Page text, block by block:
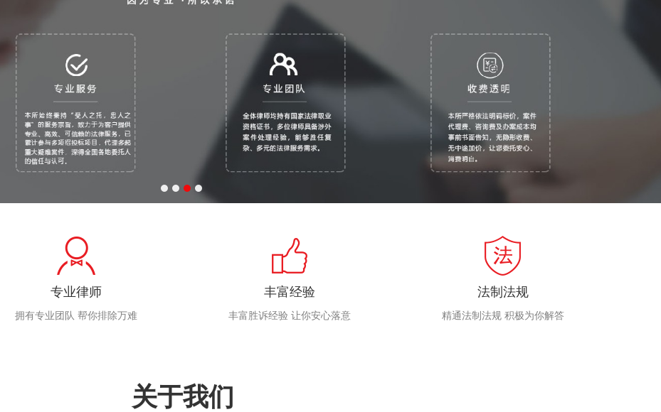
专业律师
拥有专业团队 帮你排除万难
丰富经验
丰富胜诉经验 让你安心落意
法制法规
精通法制法规 积极为你解答
关于我们